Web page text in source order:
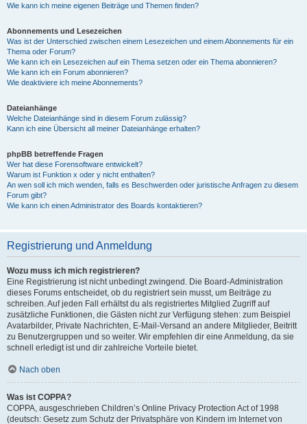
Wie kann ich meine eigenen Beiträge und Themen finden?
Abonnements und Lesezeichen
Was ist der Unterschied zwischen einem Lesezeichen und einem Abonnements für ein
Thema oder Forum?
Wie kann ich ein Lesezeichen auf ein Thema setzen oder ein Thema abonnieren?
Wie kann ich ein Forum abonnieren?
Wie deaktiviere ich meine Abonnements?
Dateianhänge
Welche Dateianhänge sind in diesem Forum zulässig?
Kann ich eine Übersicht all meiner Dateianhänge erhalten?
phpBB betreffende Fragen
Wer hat diese Forensoftware entwickelt?
Warum ist Funktion x oder y nicht enthalten?
An wen soll ich mich wenden, falls es Beschwerden oder juristische Anfragen zu diesem
Forum gibt?
Wie kann ich einen Administrator des Boards kontaktieren?
Registrierung und Anmeldung
Wozu muss ich mich registrieren?
Eine Registrierung ist nicht unbedingt zwingend. Die Board-Administration
dieses Forums entscheidet, ob du registriert sein musst, um Beiträge zu
schreiben. Auf jeden Fall erhältst du als registriertes Mitglied Zugriff auf
zusätzliche Funktionen, die Gästen nicht zur Verfügung stehen: zum Beispiel
Avatarbilder, Private Nachrichten, E-Mail-Versand an andere Mitglieder, Beitritt
zu Benutzergruppen und so weiter. Wir empfehlen dir eine Anmeldung, da sie
schnell erledigt ist und dir zahlreiche Vorteile bietet.
Nach oben
Was ist COPPA?
COPPA, ausgeschrieben Children’s Online Privacy Protection Act of 1998
(deutsch: Gesetz zum Schutz der Privatsphäre von Kindern im Internet von